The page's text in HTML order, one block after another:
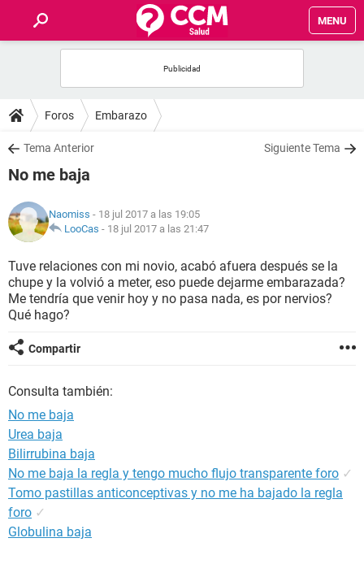
MENU
FOROS
SALUD
NUTRICIÓN
BIENESTAR
SEXUALIDAD
GLOSARIO
Foros Embarazo
Tema Anterior Siguiente Tema
No me baja
Naomiss - 18 jul 2017 a las 19:05
LooCas - 18 jul 2017 a las 21:47
Tuve relaciones con mi novio, acabó afuera después se la
chupe y la volvió a meter, eso puede dejarme embarazada?
Me tendría que venir hoy y no pasa nada, es por nervios?
Qué hago?
Compartir
Consulta también:
No me baja
Urea baja
Bilirrubina baja
No me baja la regla y tengo mucho flujo transparente foro ✓
Tomo pastillas anticonceptivas y no me ha bajado la regla
foro ✓
Globulina baja